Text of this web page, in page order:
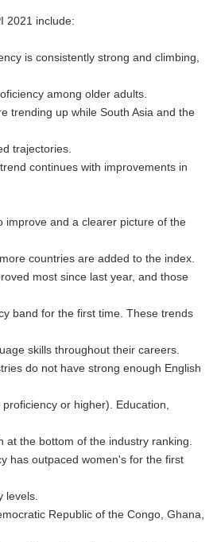
2021 include:
is consistently strong and climbing,
among older adults.
trending up while South Asia and the
trajectories.
continues with improvements in
improve and a clearer picture of the
countries are added to the index.
most since last year, and those
band for the first time. These trends
skills throughout their careers.
do not have strong enough English
or higher). Education,
at the bottom of the industry ranking.
has outpaced women's for the first
levels.
Republic of the Congo, Ghana,